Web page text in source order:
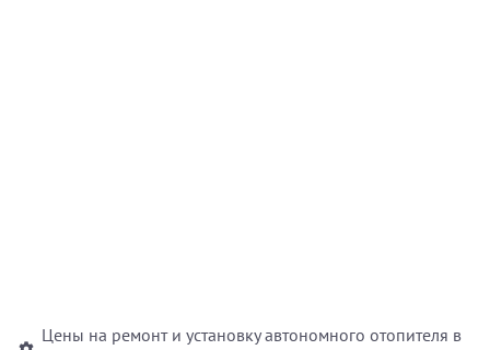
Цены на ремонт и установку автономного отопителя в